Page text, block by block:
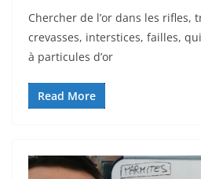
Chercher de l’or dans les rifles,
crevasses, interstices, failles,
à particules d’or
Read More